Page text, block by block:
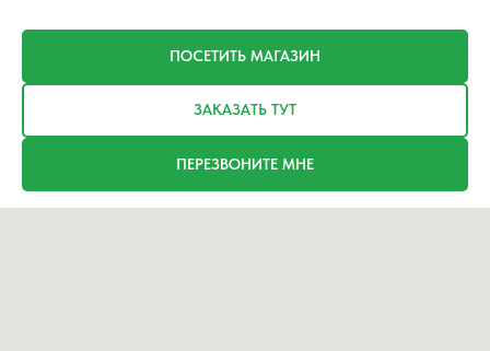
ПОСЕТИТЬ МАГАЗИН
ЗАКАЗАТЬ ТУТ
ПЕРЕЗВОНИТЕ МНЕ